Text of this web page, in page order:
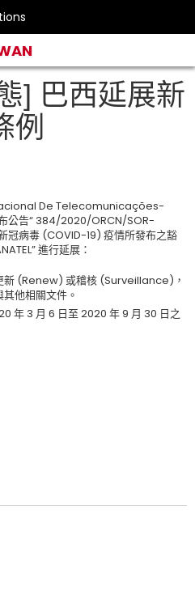
] 巴西延展新
例
De Telecomunicações-
公告“ 384/2020/ORCN/SOR-
冠病毒 (COVID-19) 疫情所發布之豁
進行延展：
新 (Renew) 或稽核 (Surveillance)，
他相關文件。
年 3 月 6 日至 2020 年 9 月 30 日之